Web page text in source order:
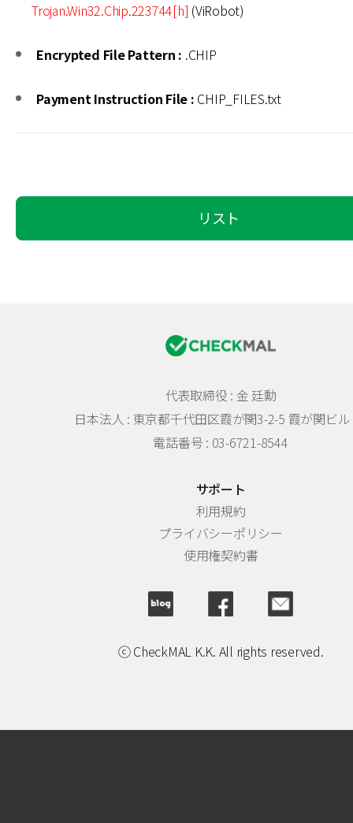
Trojan.Win32.Chip.223744[h] (ViRobot)
Encrypted File Pattern : .CHIP
Payment Instruction File : CHIP_FILES.txt
リスト
代表取締役 : 金 廷勳
日本法人 : 東京都千代田区霞が関3-2-5 霞が関ビル
電話番号 : 03-6721-8544
サポート
利用規約
プライバシーポリシー
使用権契約書
ⓒ CheckMAL K.K. All rights reserved.